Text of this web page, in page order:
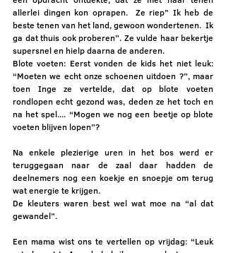
allerlei dingen kon oprapen.  Ze riep" Ik heb de
beste tenen van het land, gewoon wondertenen.  Ik
ga dat thuis ook proberen”. Ze vulde haar bekertje
supersnel en hielp daarna de anderen.
Blote voeten: Eerst vonden de kids het niet leuk:
“Moeten we echt onze schoenen uitdoen ?”, maar
toen Inge ze vertelde, dat op blote voeten
rondlopen echt gezond was, deden ze het toch en
na het spel.... “Mogen we nog een beetje op blote
voeten blijven lopen”?
Na enkele plezierige uren in het bos werd er
teruggegaan naar de zaal daar hadden de
deelnemers nog een koekje en snoepje om terug
wat energie te krijgen.
De kleuters waren best wel wat moe na “al dat
gewandel”.
Een mama wist ons te vertellen op vrijdag: “Leuk